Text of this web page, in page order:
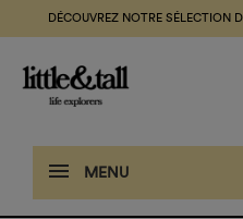
DÉCOUVREZ NOTRE SÉLECTION
MENU